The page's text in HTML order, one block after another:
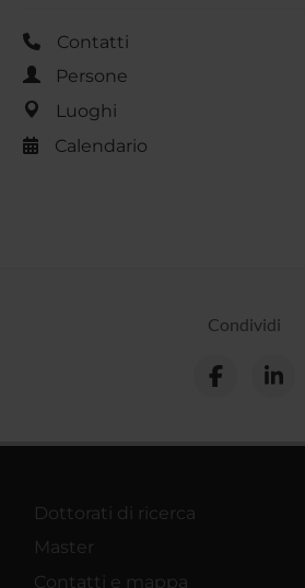
Contatti
Persone
Luoghi
Calendario
Condividi
Dottorati di ricerca
Master
Contatti e mappa